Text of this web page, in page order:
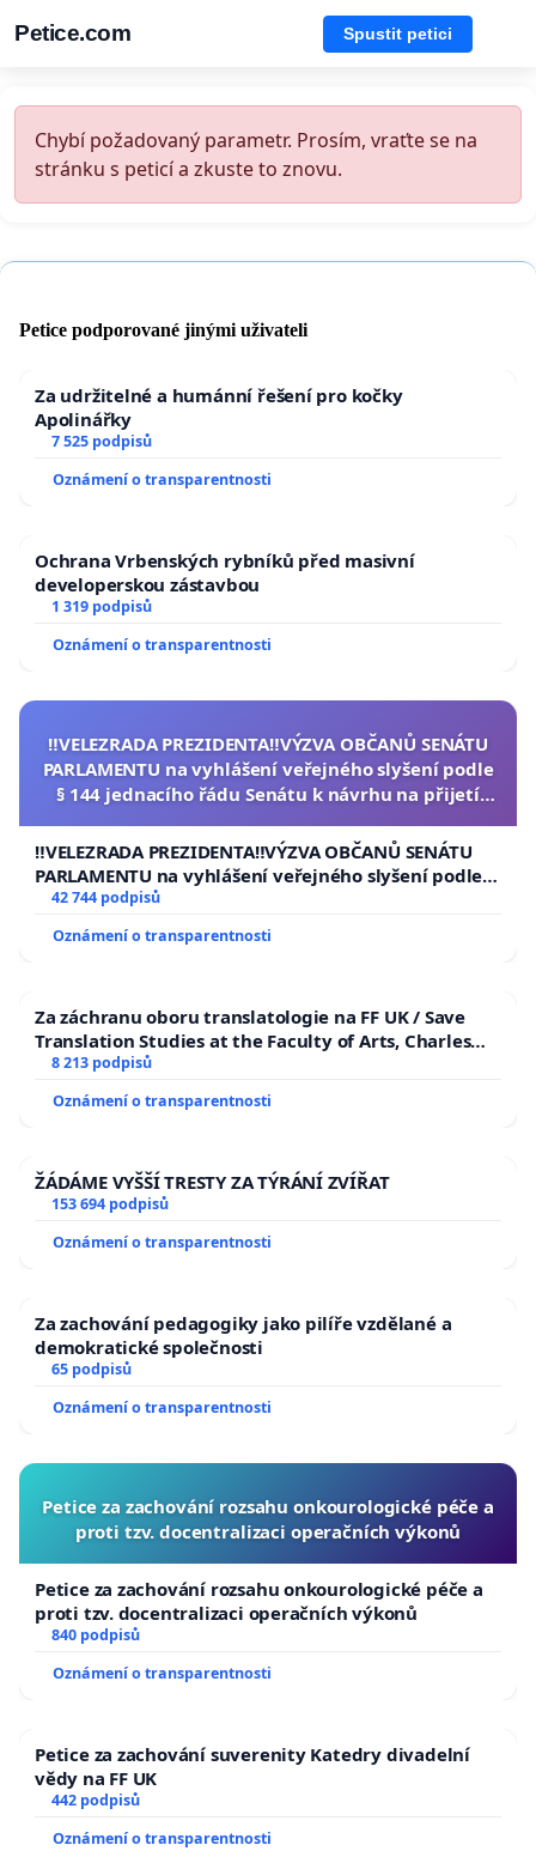
Petice.com Spustit petici
Chybí požadovaný parametr. Prosím, vraťte se na
stránku s peticí a zkuste to znovu.
Petice podporované jinými uživateli
Za udržitelné a humánní řešení pro kočky
Apolinářky
7 525 podpisů
Oznámení o transparentnosti
Ochrana Vrbenských rybníků před masivní
developerskou zástavbou
1 319 podpisů
Oznámení o transparentnosti
‼️VELEZRADA PREZIDENTA‼️VÝZVA OBČANŮ SENÁTU
PARLAMENTU na vyhlášení veřejného slyšení podle
§ 144 jednacího řádu Senátu k návrhu na přijetí
republiky
‼️VELEZRADA PREZIDENTA‼️VÝZVA OBČANŮ SENÁTU
PARLAMENTU na vyhlášení veřejného slyšení podle §
144 jednacího řádu Senátu k návrhu na přijetí
usnesení k podání ústavní žaloby na prezidenta
republiky
42 744 podpisů
Oznámení o transparentnosti
Za záchranu oboru translatologie na FF UK / Save
Translation Studies at the Faculty of Arts, Charles
University
8 213 podpisů
Oznámení o transparentnosti
ŽÁDÁME VYŠŠÍ TRESTY ZA TÝRÁNÍ ZVÍŘAT
153 694 podpisů
Oznámení o transparentnosti
Za zachování pedagogiky jako pilíře vzdělané a
demokratické společnosti
65 podpisů
Oznámení o transparentnosti
Petice za zachování rozsahu onkourologické péče a
proti tzv. docentralizaci operačních výkonů
Petice za zachování rozsahu onkourologické péče a
proti tzv. docentralizaci operačních výkonů
840 podpisů
Oznámení o transparentnosti
Petice za zachování suverenity Katedry divadelní
vědy na FF UK
442 podpisů
Oznámení o transparentnosti